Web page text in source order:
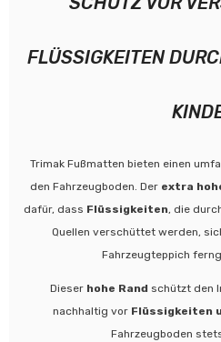
FLÜSSIGKEITEN
Trimak Fußmatten bieten einen
den Fahrzeugboden. Der extra
dafür, dass Flüssigkeiten, die
Quellen verschüttet werden,
Fahrzeugteppich
Dieser hohe Rand schützt den
nachhaltig vor Flüssigkeiten
Fahrzeugboden